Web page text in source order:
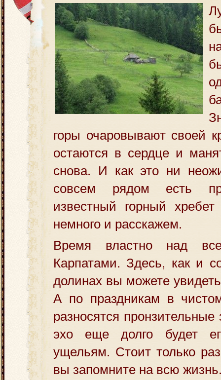
горы очаровывают своей
остаются в сердце и
снова. И как это ни
совсем рядом есть
известный горный
немного и расскажем.
Время властно над
Карпатами. Здесь, как и
долинах вы можете
А по праздникам в
разносятся
эхо еще долго будет
ущельям. Стоит только
вы запомните на всю